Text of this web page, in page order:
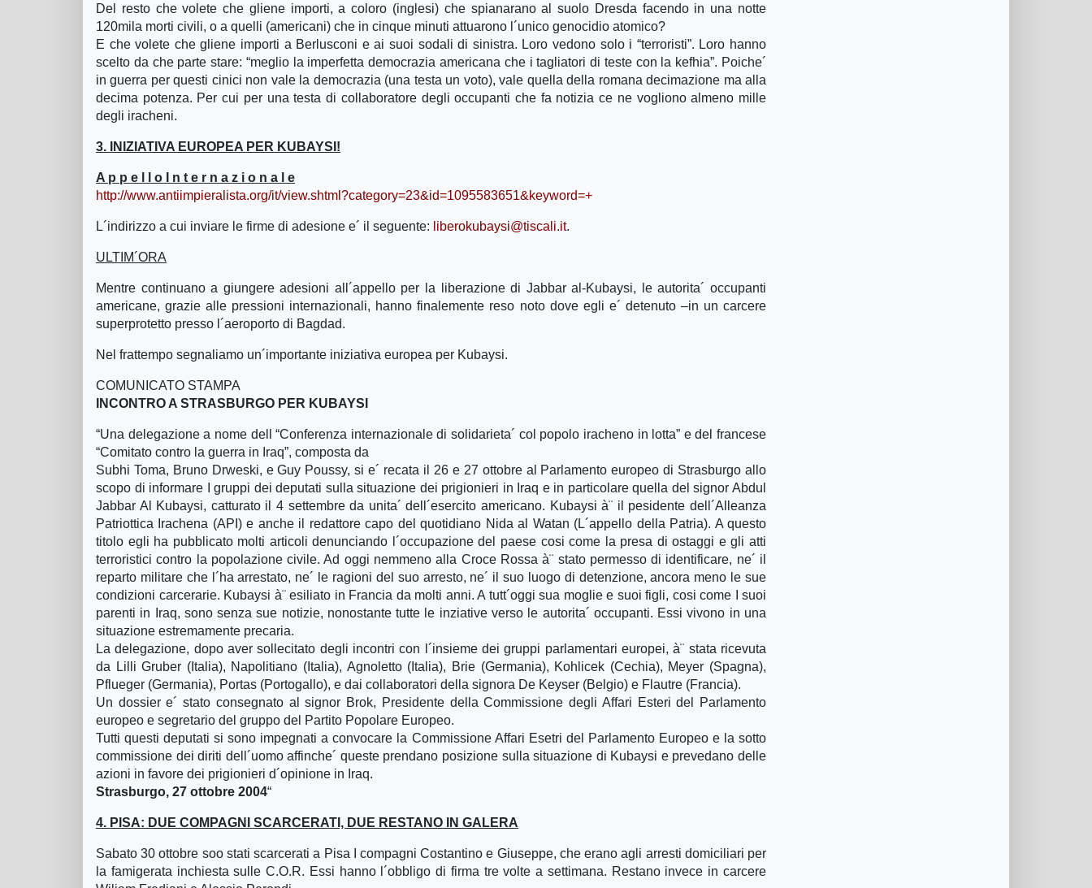
Del resto che volete che gliene importi, a coloro (inglesi) che spianarano al suolo Dresda facendo in una notte
120mila morti civili, o a quelli (americani) che in cinque minuti attuarono l´unico genocidio atomico?
E che volete che gliene importi a Berlusconi e ai suoi sodali di sinistra. Loro vedono solo i “terroristi”. Loro hanno
scelto da che parte stare: “meglio la imperfetta democrazia americana che i tagliatori di teste con la kefhia”. Poiche´
in guerra per questi cinici non vale la democrazia (una testa un voto), vale quella della romana decimazione ma alla
decima potenza. Per cui per una testa di collaboratore degli occupanti che fa notizia ce ne vogliono almeno mille
degli iracheni.
3. INIZIATIVA EUROPEA PER KUBAYSI!
A p p e l l o I n t e r n a z i o n a l e
http://www.antiimpieralista.org/it/view.shtml?category=23&id=1095583651&keyword=+
L´indirizzo a cui inviare le firme di adesione e´ il seguente: liberokubaysi@tiscali.it.
ULTIM´ORA
Mentre continuano a giungere adesioni all´appello per la liberazione di Jabbar al-Kubaysi, le autorita´ occupanti
americane, grazie alle pressioni internazionali, hanno finalemente reso noto dove egli e´ detenuto –in un carcere
superprotetto presso l´aeroporto di Bagdad.
Nel frattempo segnaliamo un´importante iniziativa europea per Kubaysi.
COMUNICATO STAMPA
INCONTRO A STRASBURGO PER KUBAYSI
“Una delegazione a nome dell “Conferenza internazionale di solidarieta´ col popolo iracheno in lotta” e del francese
“Comitato contro la guerra in Iraq”, composta da
Subhi Toma, Bruno Drweski, e Guy Poussy, si e´ recata il 26 e 27 ottobre al Parlamento europeo di Strasburgo allo
scopo di informare I gruppi dei deputati sulla situazione dei prigionieri in Iraq e in particolare quella del signor Abdul
Jabbar Al Kubaysi, catturato il 4 settembre da unita´ dell´esercito americano. Kubaysi à¨ il pesidente dell´Alleanza
Patriottica Irachena (API) e anche il redattore capo del quotidiano Nida al Watan (L´appello della Patria). A questo
titolo egli ha pubblicato molti articoli denunciando l´occupazione del paese cosi come la presa di ostaggi e gli atti
terroristici contro la popolazione civile. Ad oggi nemmeno alla Croce Rossa à¨ stato permesso di identificare, ne´ il
reparto militare che l´ha arrestato, ne´ le ragioni del suo arresto, ne´ il suo luogo di detenzione, ancora meno le sue
condizioni carcerarie. Kubaysi à¨ esiliato in Francia da molti anni. A tutt´oggi sua moglie e suoi figli, cosi come I suoi
parenti in Iraq, sono senza sue notizie, nonostante tutte le inziative verso le autorita´ occupanti. Essi vivono in una
situazione estremamente precaria.
La delegazione, dopo aver sollecitato degli incontri con l´insieme dei gruppi parlamentari europei, à¨ stata ricevuta
da Lilli Gruber (Italia), Napolitiano (Italia), Agnoletto (Italia), Brie (Germania), Kohlicek (Cechia), Meyer (Spagna),
Pflueger (Germania), Portas (Portogallo), e dai collaboratori della signora De Keyser (Belgio) e Flautre (Francia).
Un dossier e´ stato consegnato al signor Brok, Presidente della Commissione degli Affari Esteri del Parlamento
europeo e segretario del gruppo del Partito Popolare Europeo.
Tutti questi deputati si sono impegnati a convocare la Commissione Affari Esetri del Parlamento Europeo e la sotto
commissione dei diriti dell´uomo affinche´ queste prendano posizione sulla situazione di Kubaysi e prevedano delle
azioni in favore dei prigionieri d´opinione in Iraq.
Strasburgo, 27 ottobre 2004“
4. PISA: DUE COMPAGNI SCARCERATI, DUE RESTANO IN GALERA
Sabato 30 ottobre soo stati scarcerati a Pisa I compagni Costantino e Giuseppe, che erano agli arresti domiciliari per
la famigerata inchiesta sulle C.O.R. Essi hanno l´obbligo di firma tre volte a settimana. Restano invece in carcere